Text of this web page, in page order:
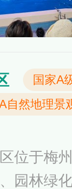
国家A
自然地理景
位于梅
园林绿